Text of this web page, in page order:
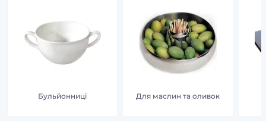
Бульйонниці Для маслин та оливок